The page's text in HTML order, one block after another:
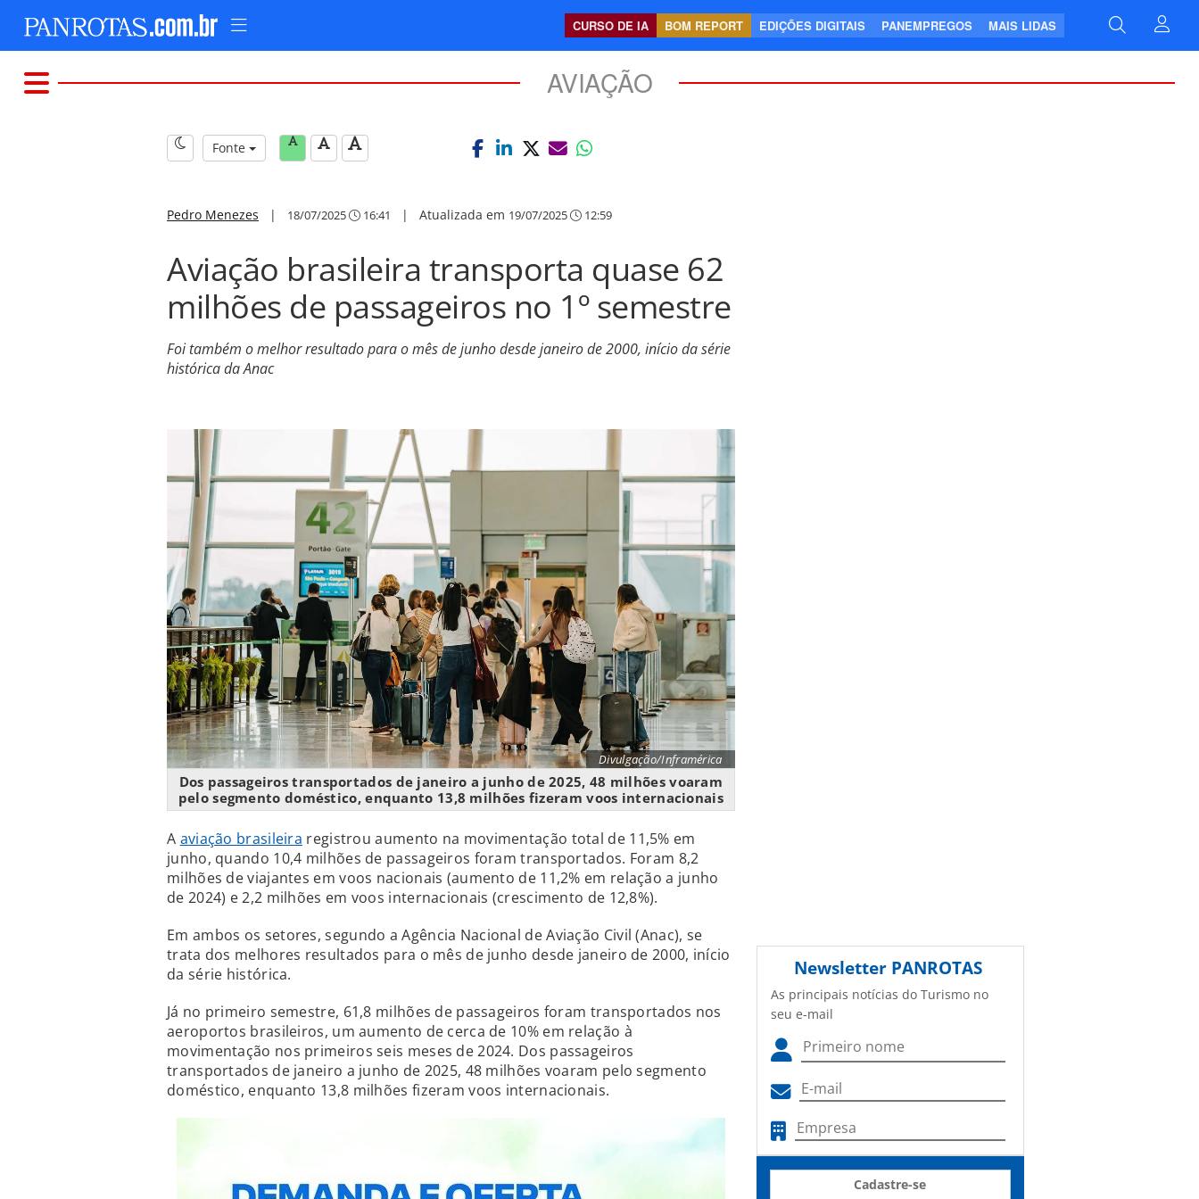
CURSO DE IA BOM REPORT EDIÇÕES DIGITAIS PANEMPREGOS MAIS LIDAS
AVIAÇÃO
Fonte
Pedro Menezes | 18/07/2025 16:41 | Atualizada em 19/07/2025 12:59
Aviação brasileira transporta quase 62
milhões de passageiros no 1º semestre
Foi também o melhor resultado para o mês de junho desde janeiro de 2000, início da série
histórica da Anac
Divulgação/Inframérica
Dos passageiros transportados de janeiro a junho de 2025, 48 milhões voaram
pelo segmento doméstico, enquanto 13,8 milhões fizeram voos internacionais
A aviação brasileira registrou aumento na movimentação total de 11,5% em
junho, quando 10,4 milhões de passageiros foram transportados. Foram 8,2
milhões de viajantes em voos nacionais (aumento de 11,2% em relação a junho
de 2024) e 2,2 milhões em voos internacionais (crescimento de 12,8%).
Em ambos os setores, segundo a Agência Nacional de Aviação Civil (Anac), se
trata dos melhores resultados para o mês de junho desde janeiro de 2000, início
da série histórica.
Já no primeiro semestre, 61,8 milhões de passageiros foram transportados nos
aeroportos brasileiros, um aumento de cerca de 10% em relação à
movimentação nos primeiros seis meses de 2024. Dos passageiros
transportados de janeiro a junho de 2025, 48 milhões voaram pelo segmento
doméstico, enquanto 13,8 milhões fizeram voos internacionais.
Newsletter PANROTAS
As principais notícias do Turismo no
seu e-mail
Cadastre-se